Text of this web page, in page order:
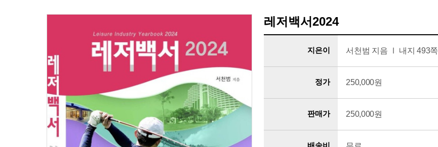
레저백서2024
지은이 서천범 지음 Ⅰ 내지 493쪽
정가 250,000원
판매가 250,000원